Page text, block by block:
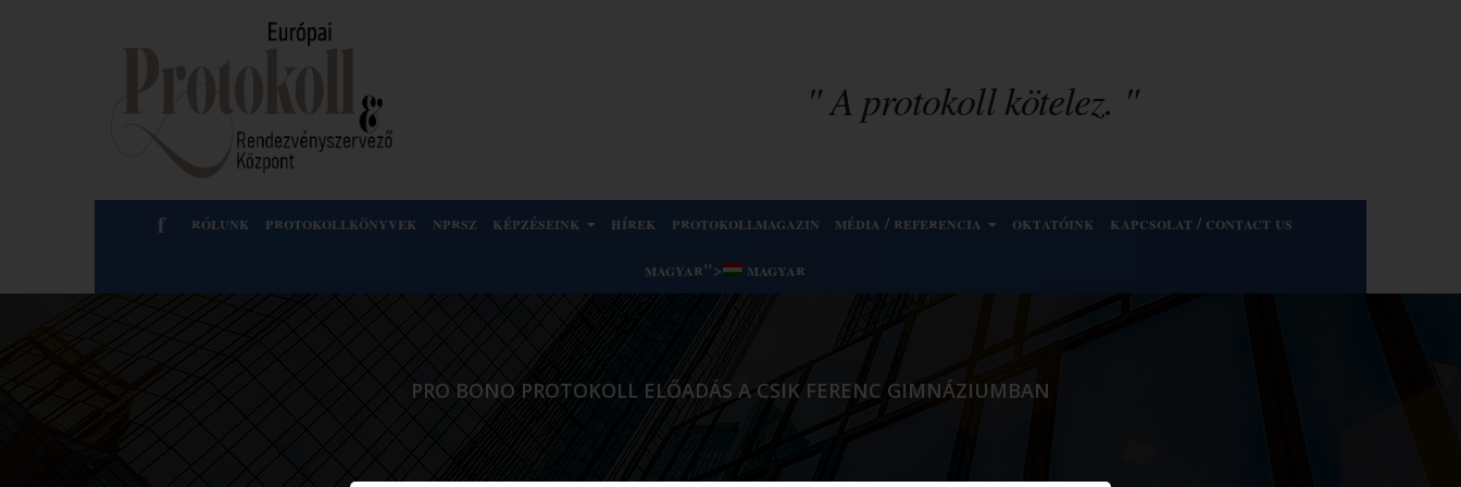
" A protokoll kötelez. "
f rólunk protokollkönyvek nprsz képzéseink hírek protokollmagazin média / referencia oktatóink
kapcsolat / contact us
magyar"> magyar
PRO BONO PROTOKOLL ELŐADÁS A CSIK FERENC GIMNÁZIUMBAN